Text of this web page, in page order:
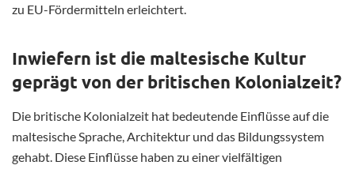
zu EU-Fördermitteln erleichtert.
Inwiefern ist die maltesische Kultur
geprägt von der britischen Kolonialzeit?
Die britische Kolonialzeit hat bedeutende Einflüsse auf die
maltesische Sprache, Architektur und das Bildungssystem
gehabt. Diese Einflüsse haben zu einer vielfältigen